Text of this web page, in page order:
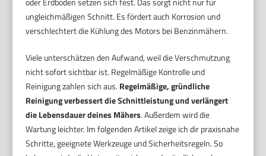
ungleichmäßigen Schnitt. Es fördert auch Korrosion und
verschlechtert die Kühlung des Motors bei Benzinmähern.
Viele unterschätzen den Aufwand, weil die Verschmutzung
nicht sofort sichtbar ist. Regelmäßige Kontrolle und
Reinigung zahlen sich aus. Regelmäßige, gründliche
Reinigung verbessert die Schnittleistung und verlängert
die Lebensdauer deines Mähers. Außerdem wird die
Wartung leichter. Im folgenden Artikel zeige ich dir praxisnahe
Schritte, geeignete Werkzeuge und Sicherheitsregeln. So